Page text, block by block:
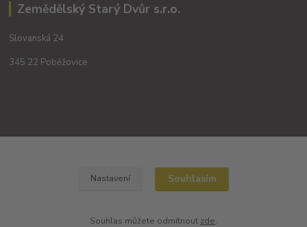
Zemědělský Starý Dvůr s.r.o.
Slovanská 24
345 22 Poběžovice
Nastavení Souhlasím
Souhlas můžete odmítnout zde.